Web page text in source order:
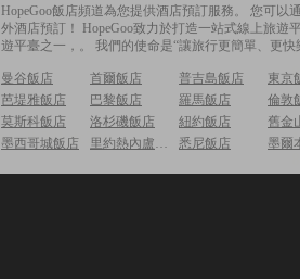
HopeGoo飯店頻道為您提供酒店預訂服務。 您可
外酒店預訂！ HopeGoo致力於打造一站式線上旅
遊平臺之一，。 我們的使命是“讓旅行更簡單、更
曼谷飯店 首爾飯店 普吉島飯店
東京
芭堤雅飯店
巴黎飯店 羅馬飯店
倫敦
莫斯科飯店
洛杉磯飯店 紐約飯店
舊金
墨西哥城飯店
里約熱內盧飯店 悉尼飯店 墨爾